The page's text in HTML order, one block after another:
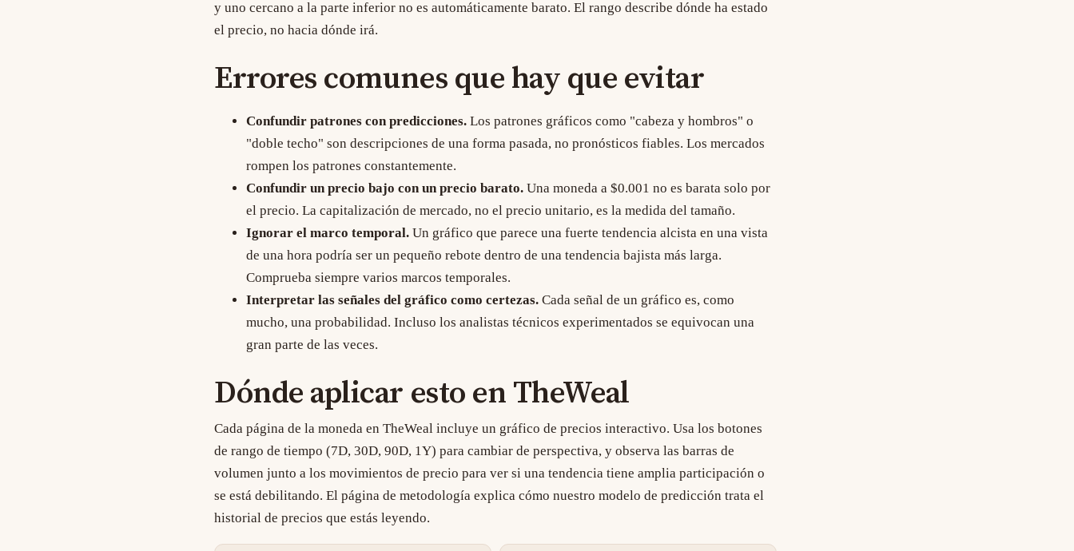
y uno cercano a la parte inferior no es automáticamente barato. El rango describe dónde ha estado
el precio, no hacia dónde irá.
Errores comunes que hay que evitar
Confundir patrones con predicciones. Los patrones gráficos como "cabeza y hombros" o
"doble techo" son descripciones de una forma pasada, no pronósticos fiables. Los mercados
rompen los patrones constantemente.
Confundir un precio bajo con un precio barato. Una moneda a $0.001 no es barata solo por
el precio. La capitalización de mercado, no el precio unitario, es la medida del tamaño.
Ignorar el marco temporal. Un gráfico que parece una fuerte tendencia alcista en una vista
de una hora podría ser un pequeño rebote dentro de una tendencia bajista más larga.
Comprueba siempre varios marcos temporales.
Interpretar las señales del gráfico como certezas. Cada señal de un gráfico es, como
mucho, una probabilidad. Incluso los analistas técnicos experimentados se equivocan una
gran parte de las veces.
Dónde aplicar esto en TheWeal
Cada página de la moneda en TheWeal incluye un gráfico de precios interactivo. Usa los botones
de rango de tiempo (7D, 30D, 90D, 1Y) para cambiar de perspectiva, y observa las barras de
volumen junto a los movimientos de precio para ver si una tendencia tiene amplia participación o
se está debilitando. El página de metodología explica cómo nuestro modelo de predicción trata el
historial de precios que estás leyendo.